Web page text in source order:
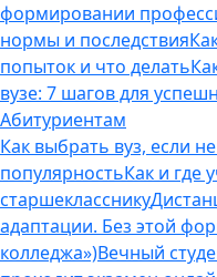
формировании
нормы и последствия
попыток и что делать
вузе: 7 шагов для
Абитуриентам
Как выбрать вуз, если
популярностьКак и где
старшекласснику
адаптации. Без этой
колледжа»)Вечный